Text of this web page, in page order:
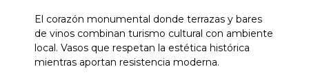
El corazón monumental donde terrazas y bares
de vinos combinan turismo cultural con ambiente
local. Vasos que respetan la estética histórica
mientras aportan resistencia moderna.